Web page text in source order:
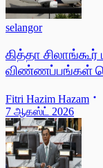
selangor
கித்தா சிலாங்கூர்
விண்ணப்பங்கள்
Fitri Hazim Hazam
7 ஆகஸ்ட் 2026